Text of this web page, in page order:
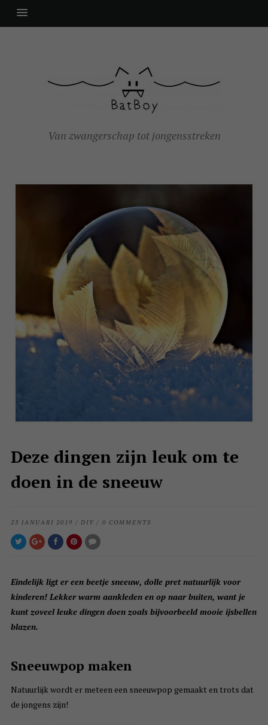
Van zwangerschap tot jongensstreken
Deze dingen zijn leuk om te
doen in de sneeuw
23 JANUARI 2019 / DIY / 0 COMMENTS
Eindelijk ligt er een beetje sneeuw, dolle pret natuurlijk voor
kinderen! Lekker warm aankleden en op naar buiten, want je
kunt zoveel leuke dingen doen zoals bijvoorbeeld mooie ijsbellen
blazen.
Sneeuwpop maken
Natuurlijk wordt er meteen een sneeuwpop gemaakt en trots dat
de jongens zijn!